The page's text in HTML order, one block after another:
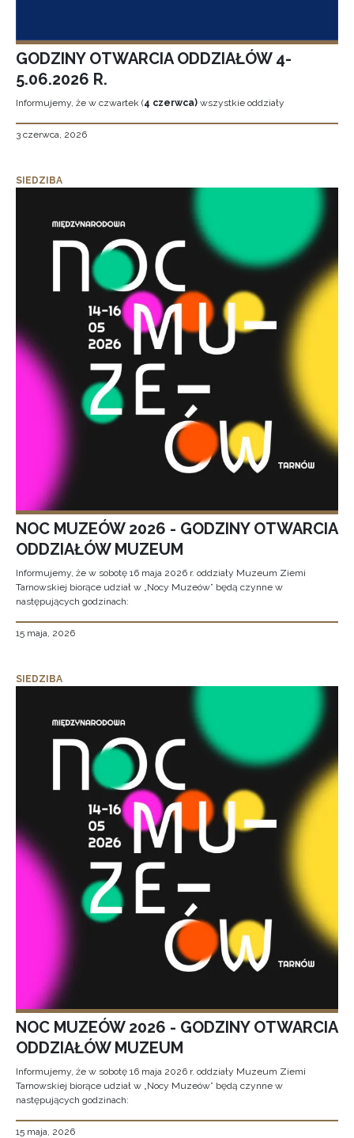
GODZINY OTWARCIA ODDZIAŁÓW 4-
5.06.2026 R.
Informujemy, że w czwartek (4 czerwca) wszystkie oddziały
3 czerwca, 2026
SIEDZIBA
NOC MUZEÓW 2026 - GODZINY OTWARCIA
ODDZIAŁÓW MUZEUM
Informujemy, że w sobotę 16 maja 2026 r. oddziały Muzeum Ziemi
Tarnowskiej biorące udział w „Nocy Muzeów” będą czynne w
następujących godzinach:
15 maja, 2026
SIEDZIBA
NOC MUZEÓW 2026 - GODZINY OTWARCIA
ODDZIAŁÓW MUZEUM
Informujemy, że w sobotę 16 maja 2026 r. oddziały Muzeum Ziemi
Tarnowskiej biorące udział w „Nocy Muzeów” będą czynne w
następujących godzinach:
15 maja, 2026